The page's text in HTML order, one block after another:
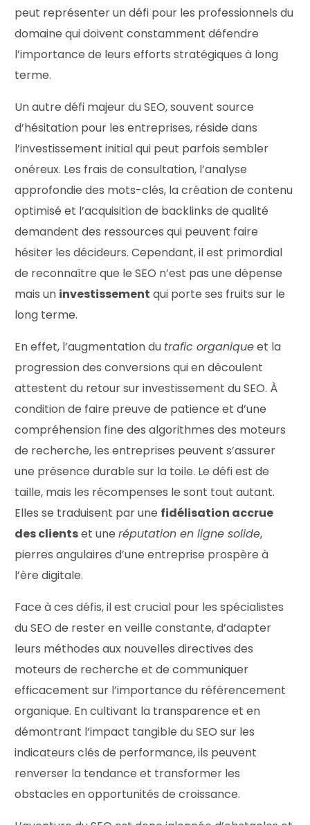
peut représenter un défi pour les professionnels du
domaine qui doivent constamment défendre
l’importance de leurs efforts stratégiques à long
terme.
Un autre défi majeur du SEO, souvent source
d’hésitation pour les entreprises, réside dans
l’investissement initial qui peut parfois sembler
onéreux. Les frais de consultation, l’analyse
approfondie des mots-clés, la création de contenu
optimisé et l’acquisition de backlinks de qualité
demandent des ressources qui peuvent faire
hésiter les décideurs. Cependant, il est primordial
de reconnaître que le SEO n’est pas une dépense
mais un investissement qui porte ses fruits sur le
long terme.
En effet, l’augmentation du trafic organiqueet la
progression des conversions qui en découlent
attestent du retour sur investissement du SEO. À
condition de faire preuve de patience et d’une
compréhension fine des algorithmes des moteurs
de recherche, les entreprises peuvent s’assurer
une présence durable sur la toile. Le défi est de
taille, mais les récompenses le sont tout autant.
Elles se traduisent par une fidélisation accrue
des clientset uneréputation en ligne solide,
pierres angulaires d’une entreprise prospère à
l’ère digitale.
Face à ces défis, il est crucial pour les spécialistes
du SEO de rester en veille constante, d’adapter
leurs méthodes aux nouvelles directives des
moteurs de recherche et de communiquer
efficacement sur l’importance du référencement
organique. En cultivant la transparence et en
démontrant l’impact tangible du SEO sur les
indicateurs clés de performance, ils peuvent
renverser la tendance et transformer les
obstacles en opportunités de croissance.